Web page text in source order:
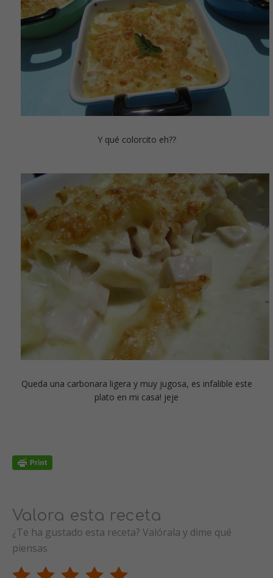
Y qué colorcito eh??
Queda una carbonara ligera y muy jugosa, es infalible este
plato en mi casa! jeje
Valora esta receta
¿Te ha gustado esta receta? Valórala y dime qué
piensas